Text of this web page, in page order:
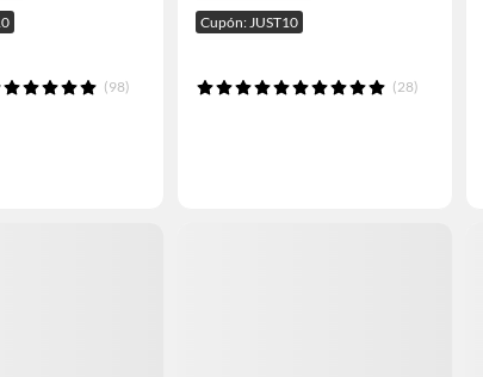
(98)
Cupón: JUST10
(28)